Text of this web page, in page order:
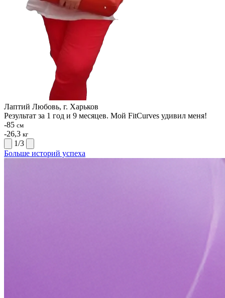
Лаптий Любовь, г. Харьков
Результат за 1 год и 9 месяцев. Мой FitCurves удивил меня!
-85 см
-26,3 кг
1/3
Больше историй успеха